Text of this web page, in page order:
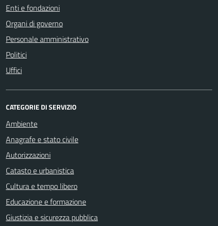
Enti e fondazioni
Organi di governo
Personale amministrativo
Politici
Uffici
CATEGORIE DI SERVIZIO
Ambiente
Anagrafe e stato civile
Autorizzazioni
Catasto e urbanistica
Cultura e tempo libero
Educazione e formazione
Giustizia e sicurezza pubblica